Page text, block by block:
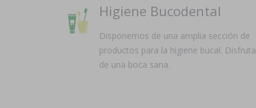
Higiene Bucodental
Disponemos de una amplia sección de
productos para la higiene bucal. Disfruta
de una boca sana.